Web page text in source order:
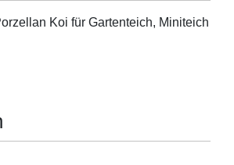
Koi für Gartenteich, Miniteich